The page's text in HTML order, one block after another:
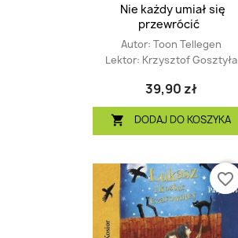
Nie każdy umiał się
przewrócić
Autor: Toon Tellegen
Lektor: Krzysztof Gosztyła
39,90 zł
 DODAJ DO KOSZYKA
favorite_border